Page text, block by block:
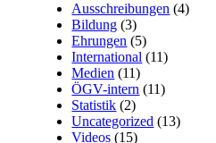
Ausschreibungen (4)
Bildung (3)
Ehrungen (5)
International (11)
Medien (11)
ÖGV-intern (11)
Statistik (2)
Uncategorized (13)
Videos (15)